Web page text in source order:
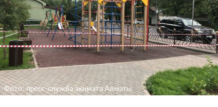
Фото: пресс-служба акимата Алматы